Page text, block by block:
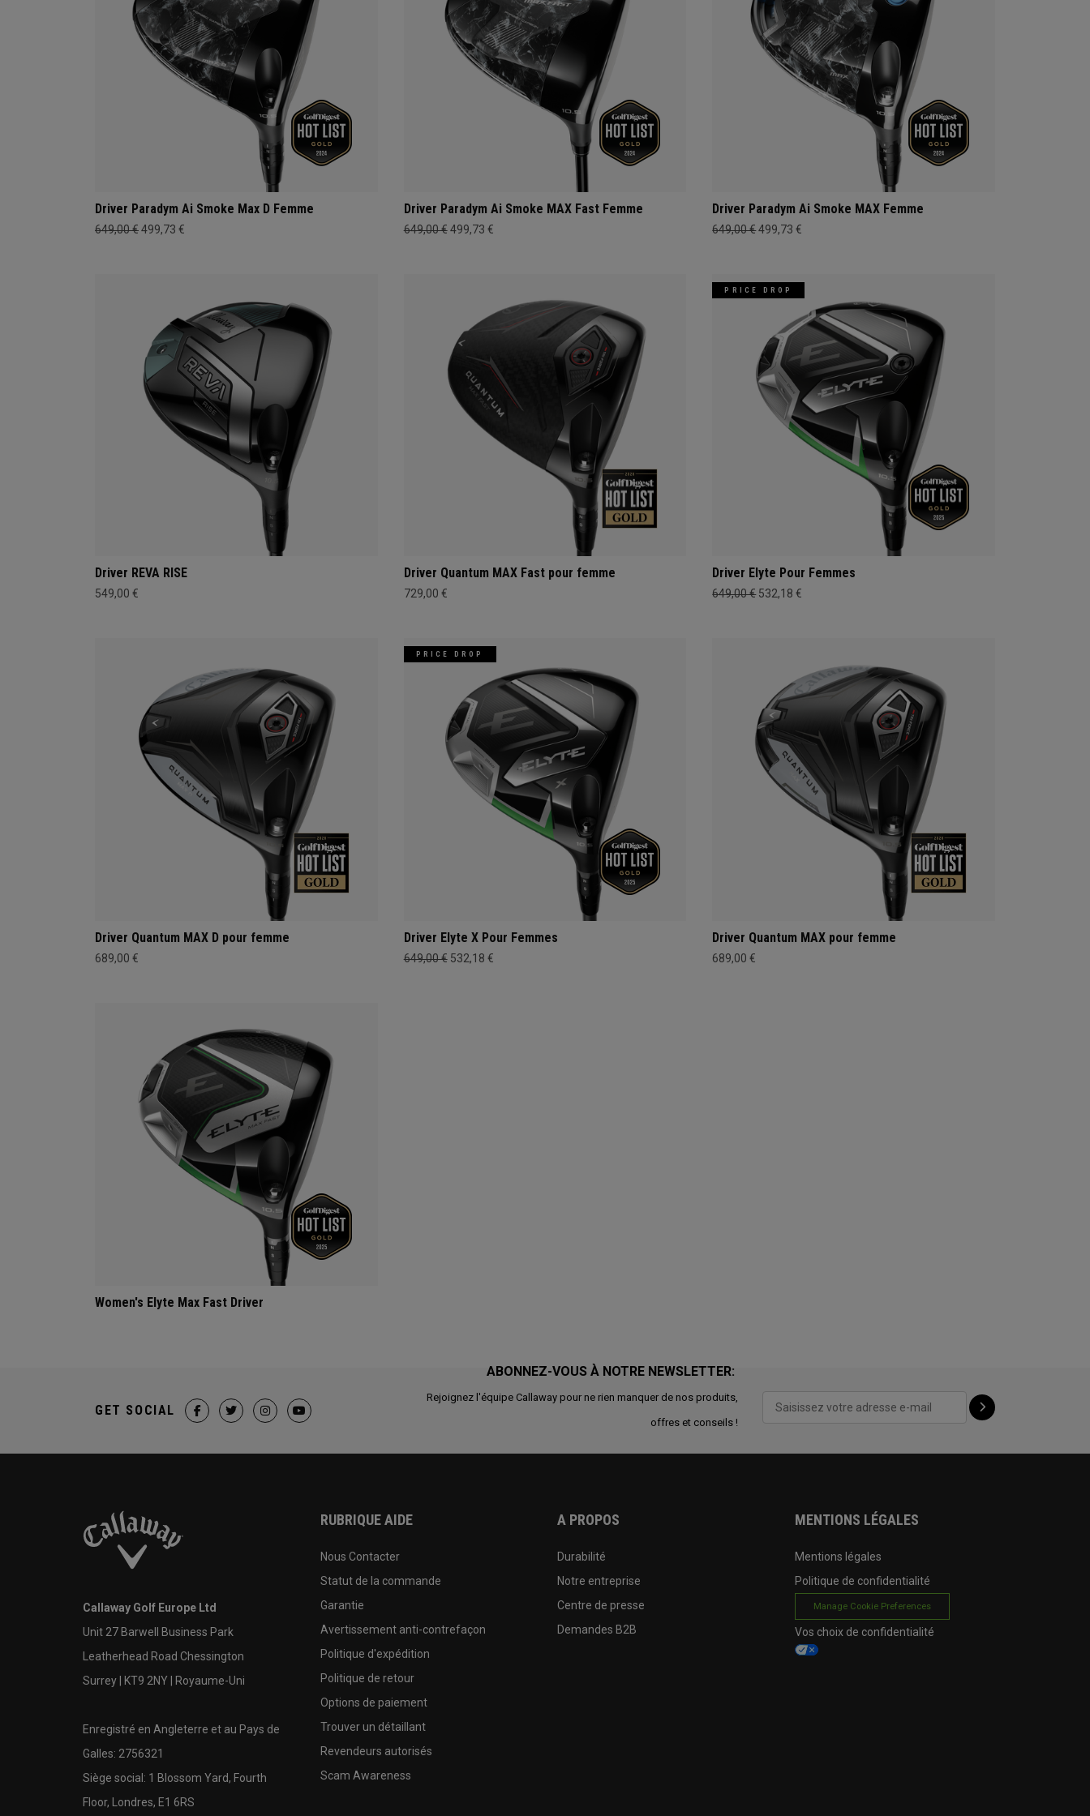
Driver Paradym Ai Smoke Max D Femme
649,00 €499,73 €
Driver Paradym Ai Smoke MAX Fast Femme
649,00 € 499,73 €
Driver Paradym Ai Smoke MAX Femme
649,00 €499,73 €
Driver REVA RISE
549,00 €
Driver Quantum MAX Fast pour femme
729,00 €
PRICE DROP
Driver Elyte Pour Femmes
649,00 € 532,18 €
Driver Quantum MAX D pour femme
689,00 €
PRICE DROP
Driver Elyte X Pour Femmes
649,00 € 532,18 €
Driver Quantum MAX pour femme
689,00 €
Women's Elyte Max Fast Driver
ABONNEZ-VOUS À NOTRE NEWSLETTER:
Rejoignez l'équipe Callaway pour ne rien manquer de nos produits,
offres et conseils !
GET SOCIAL
Callaway Golf Europe Ltd
Unit 27 Barwell Business Park
Leatherhead Road Chessington
Surrey | KT9 2NY | Royaume-Uni
Enregistré en Angleterre et au Pays de
Galles: 2756321
Siège social: 1 Blossom Yard, Fourth
Floor, Londres, E1 6RS
RUBRIQUE AIDE
Nous Contacter
Statut de la commande
Garantie
Avertissement anti-contrefaçon
Politique d'expédition
Politique de retour
Options de paiement
Trouver un détaillant
Revendeurs autorisés
Scam Awareness
A PROPOS
Durabilité
Notre entreprise
Centre de presse
Demandes B2B
MENTIONS LÉGALES
Mentions légales
Politique de confidentialité
Manage Cookie Preferences
Vos choix de confidentialité